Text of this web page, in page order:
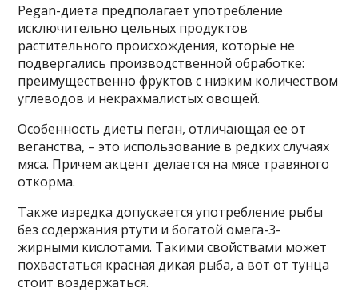
Pegan-диета предполагает употребление
исключительно цельных продуктов
растительного происхождения, которые не
подвергались производственной обработке:
преимущественно фруктов с низким количеством
углеводов и некрахмалистых овощей.
Особенность диеты пеган, отличающая ее от
веганства, – это использование в редких случаях
мяса. Причем акцент делается на мясе травяного
откорма.
Также изредка допускается употребление рыбы
без содержания ртути и богатой омега-3-
жирными кислотами. Такими свойствами может
похвастаться красная дикая рыба, а вот от тунца
стоит воздержаться.